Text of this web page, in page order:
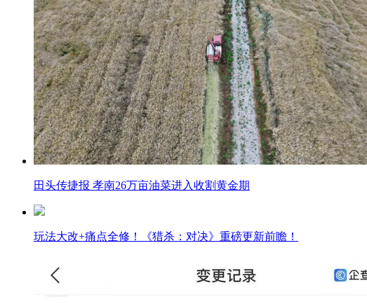
田头传捷报 孝南26万亩油菜进入收割黄金期
玩法大改+痛点全修！《猎杀：对决》重磅更新前瞻！